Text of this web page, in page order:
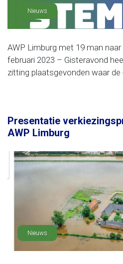
Nieuws
AWP Limburg met 19 man naar
februari 2023 – Gisteravond
zitting plaatsgevonden waar de
Presentatie
AWP Limburg
Nieuws